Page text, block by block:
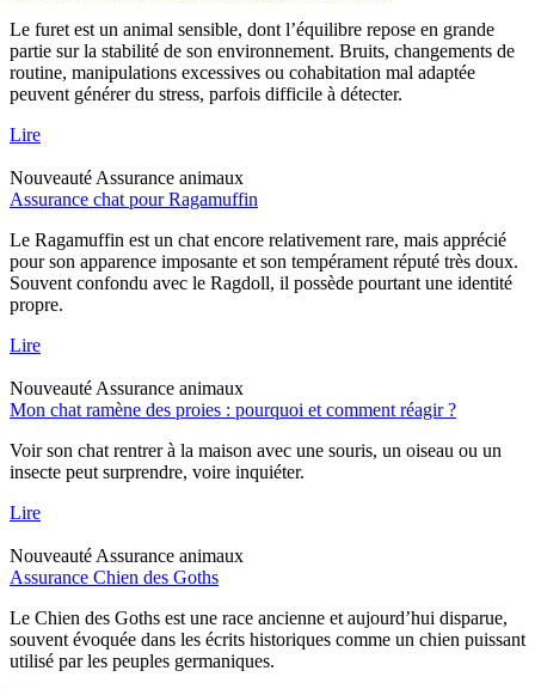
Le furet est un animal sensible, dont l’équilibre repose en grande
partie sur la stabilité de son environnement. Bruits, changements de
routine, manipulations excessives ou cohabitation mal adaptée
peuvent générer du stress, parfois difficile à détecter.
Lire
Nouveauté Assurance animaux
Assurance chat pour Ragamuffin
Le Ragamuffin est un chat encore relativement rare, mais apprécié
pour son apparence imposante et son tempérament réputé très doux.
Souvent confondu avec le Ragdoll, il possède pourtant une identité
propre.
Lire
Nouveauté Assurance animaux
Mon chat ramène des proies : pourquoi et comment réagir ?
Voir son chat rentrer à la maison avec une souris, un oiseau ou un
insecte peut surprendre, voire inquiéter.
Lire
Nouveauté Assurance animaux
Assurance Chien des Goths
Le Chien des Goths est une race ancienne et aujourd’hui disparue,
souvent évoquée dans les écrits historiques comme un chien puissant
utilisé par les peuples germaniques.